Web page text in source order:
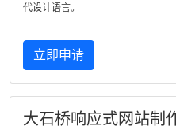
代设计语言。
立即申请
大石桥响应式网站制